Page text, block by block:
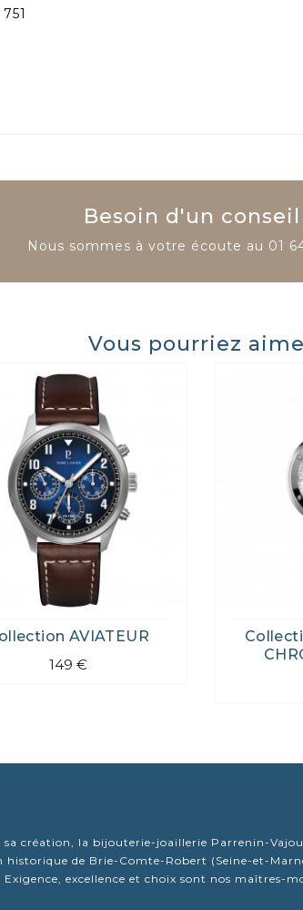
751
Besoin d'un conseil
Nous sommes à votre écoute au 01
Vous pourriez
AVIATEUR
149 €
sa création, la bijouterie-joaillerie Parrenin-
historique de Brie-Comte-Robert (Seine-et-
excellence et choix sont nos maîtres-